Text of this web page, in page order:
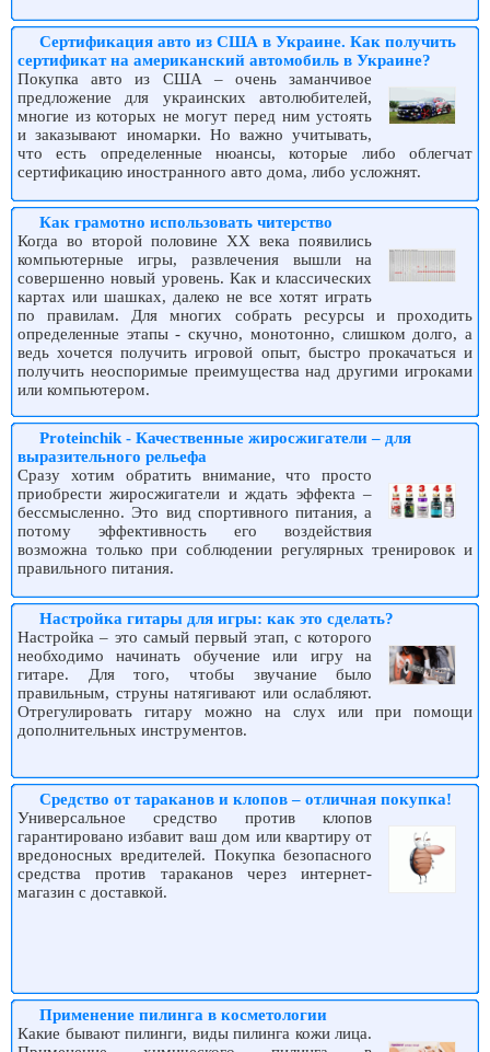
Сертификация авто из США в Украине. Как получить
сертификат на американский автомобиль в Украине?
Покупка авто из США – очень заманчивое
предложение для украинских автолюбителей,
многие из которых не могут перед ним устоять
и заказывают иномарки. Но важно учитывать,
что есть определенные нюансы, которые либо облегчат
сертификацию иностранного авто дома, либо усложнят.
Как грамотно использовать читерство
Когда во второй половине ХХ века появились
компьютерные игры, развлечения вышли на
совершенно новый уровень. Как и классических
картах или шашках, далеко не все хотят играть
по правилам. Для многих собрать ресурсы и проходить
определенные этапы - скучно, монотонно, слишком долго, а
ведь хочется получить игровой опыт, быстро прокачаться и
получить неоспоримые преимущества над другими игроками
или компьютером.
Proteinchik - Качественные жиросжигатели – для
выразительного рельефа
Сразу хотим обратить внимание, что просто
приобрести жиросжигатели и ждать эффекта –
бессмысленно. Это вид спортивного питания, а
потому эффективность его воздействия
возможна только при соблюдении регулярных тренировок и
правильного питания.
Настройка гитары для игры: как это сделать?
Настройка – это самый первый этап, с которого
необходимо начинать обучение или игру на
гитаре. Для того, чтобы звучание было
правильным, струны натягивают или ослабляют.
Отрегулировать гитару можно на слух или при помощи
дополнительных инструментов.
Средство от тараканов и клопов – отличная покупка!
Универсальное средство против клопов
гарантировано избавит ваш дом или квартиру от
вредоносных вредителей. Покупка безопасного
средства против тараканов через интернет-
магазин с доставкой.
Применение пилинга в косметологии
Какие бывают пилинги, виды пилинга кожи лица.